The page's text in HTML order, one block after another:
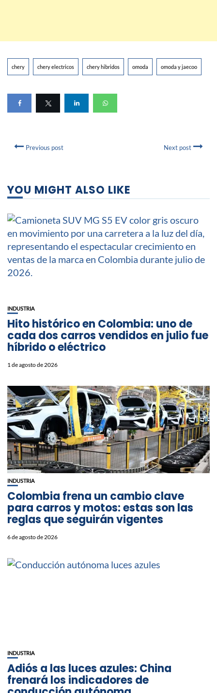
chery chery electricos chery hibridos omoda omoda y jaecoo
Previous post Next post
YOU MIGHT ALSO LIKE
INDUSTRIA
Hito histórico en Colombia: uno de
cada dos carros vendidos en julio fue
híbrido o eléctrico
1 de agosto de 2026
INDUSTRIA
Colombia frena un cambio clave
para carros y motos: estas son las
reglas que seguirán vigentes
6 de agosto de 2026
INDUSTRIA
Adiós a las luces azules: China
frenará los indicadores de